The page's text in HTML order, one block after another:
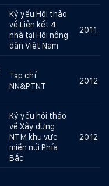
Kỷ yếu Hội thảo
về Liên kết 4
nhà tại Hội nông
dân Việt Nam
2011
Tạp chí
NN&PTNT
2012
Kỷ yếu hội thảo
về Xây dưng
NTM khu vực
miền núi Phía
Bắc
2012